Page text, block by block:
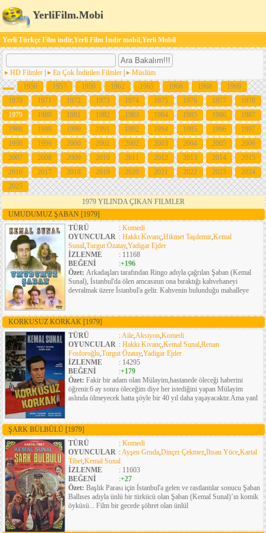
YerliFilm.Mobi
Yerli Türkçe Film indir,Yerli Film İndir mobil,Yerli Mobil
HD Filmler En Çok İndirilen Filmler
Müslüm
1950
1957 1959 1962 1965 1966 1968
1969
1970
1971 1972 1973 1974 1975 1976 1977
1978
1979
1980 1981 1982 1983 1984 1985 1986
1987
1988
1989 1990 1991 1992 1994 1995 1996
1997
1998
1999 2000 2001 2002 2003 2004 2005
2006
2007
2008 2009 2010 2011 2012 2013 2014
2015
2016
2017 2018 2019 2020 2021 2022 2023
2024
2025
1979 YILINDA ÇIKAN FILMLER
UMUDUMUZ ŞABAN [1979]
TÜRÜ
: Komedi
OYUNCULAR : Hakkı Kıvanç,Hikmet Taşdemir,Kemal
Sunal,Turgut Özatay,Yadigar Ejder
İZLENME
: 11168
BEĞENİ
:+196
Özet: Arkadaşları tarafından Ringo adıyla çağrılan Şaban (Kemal
Sunal), İstanbul'da ölen amcasının ona bıraktığı kahvehaneyi
devralmak üzere İstanbul'a gelir. Kahvenin bulunduğu mahalleye
KORKUSUZ KORKAK [1979]
TÜRÜ
:Aile,Aksiyon,Komedi
OYUNCULAR : Hakkı Kıvanç,Kemal Sunal,Renan
Fosforoğlu,Turgut Özatay,Yadigar Ejder
İZLENME
: 14295
BEĞENİ
:+179
Özet: Fakir bir adam olan Mülayim,hastanede öleceği haberini
öğrenir.6 ay sonra öleceğim diye her istediğini yapan Mülayim
aslında ölmeyecek hatta şöyle bir 40 yıl daha yaşayacaktır.Ama yanl
ŞARK BÜLBÜLÜ [1979]
TÜRÜ
: Komedi
OYUNCULAR :Ayşen Gruda,Dinçer Çekmez,İhsan Yüce,Kartal
Tibet,Kemal Sunal
İZLENME
: 11603
BEĞENİ
:+27
Özet: Başlık Parası için İstanbul'a gelen ve rastlantılar sonucu Şaban
Ballıses adıyla ünlü bir türkücü olan Şaban (Kemal Sunal)’ın komik
öyküsü... Film bir gecede şöhret olan ünlül